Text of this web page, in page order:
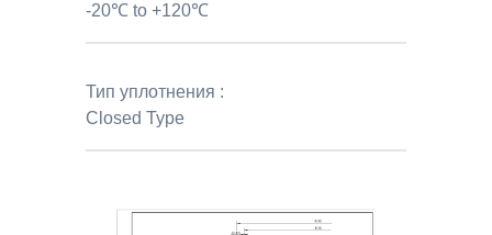
-20℃ to +120℃
Тип уплотнения :
Closed Type